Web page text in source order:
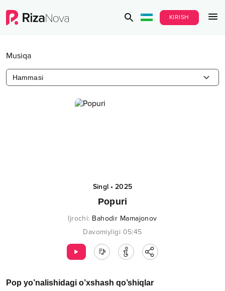
KIRISH
Musiqa
Hammasi
Singl•2025
Popuri
Ijrochi: Bahodir Mamajonov
Davomiyligi 05:45
Pop yo’nalishidagi o’xshash qo’shiqlar